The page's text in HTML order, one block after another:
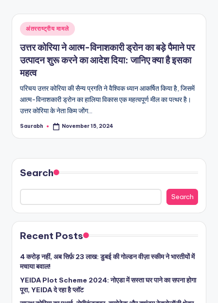
और
विश्व
Posted
in
अंतरराष्ट्रीय मामले
उत्तर कोरिया ने आत्म-विनाशकारी ड्रोन का बड़े पैमाने पर
उत्पादन शुरू करने का आदेश दिया: जानिए क्या है इसका
महत्व
परिचय उत्तर कोरिया की सैन्य प्रगति ने वैश्विक ध्यान आकर्षित किया है, जिसमें
आत्म-विनाशकारी ड्रोन का हालिया विकास एक महत्वपूर्ण मील का पत्थर है।
उत्तर कोरिया के नेता किम जोंग…
Posted
Saurabh November 15, 2024
Search
Search
Recent Posts
4 करोड़ नहीं, अब सिर्फ़ 23 लाख: डुबई की गोल्डन वीज़ा स्कीम ने भारतीयों में
मचाया बवाल!
YEIDA Plot Scheme 2024: नोएडा में सस्ता घर पाने का सपना होगा
पूरा, YEIDA दे रहा है प्लॉट